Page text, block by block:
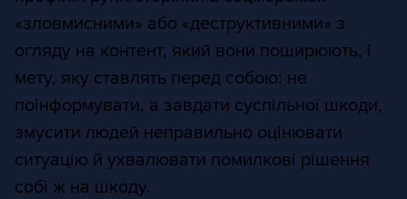
«зловмисними» або «деструктивними» з
огляду на контент, який вони поширюють, і
мету, яку ставлять перед собою: не
поінформувати, а завдати суспільної шкоди,
змусити людей неправильно оцінювати
ситуацію й ухвалювати помилкові рішення
собі ж на шкоду.